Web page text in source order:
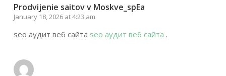
Prodvijenie saitov v Moskve_spEa
January 18, 2026 at 4:23 am
seo аудит веб сайта seo аудит веб сайта .